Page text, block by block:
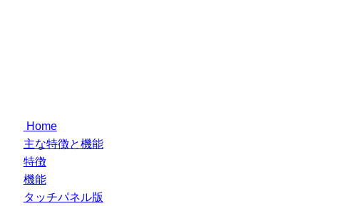
Home
主な特徴と機能
特徴
機能
タッチパネル版